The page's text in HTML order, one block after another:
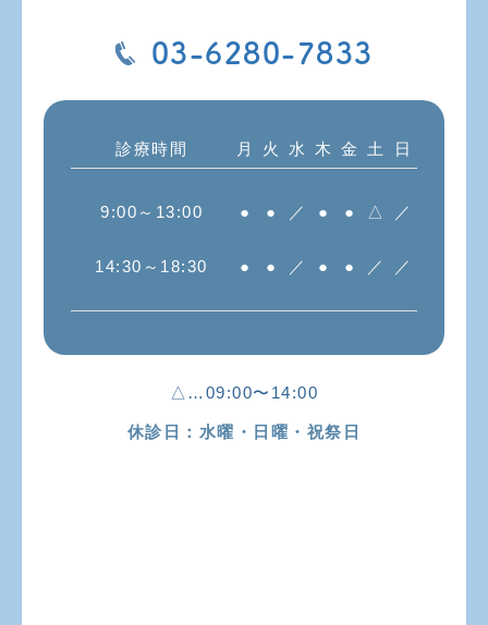
03-6280-7833
診療時間 月 火 水 木 金 土 日
9:00～13:00 ● ● ／ ● ● △ ／
14:30～18:30 ● ● ／ ● ● ／ ／
△…09:00〜14:00
休診日：水曜・日曜・祝祭日